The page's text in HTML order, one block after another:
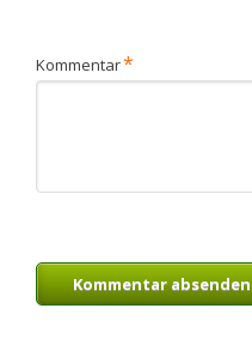
Pflichtfeld
Kommentar*
Kommentar absenden